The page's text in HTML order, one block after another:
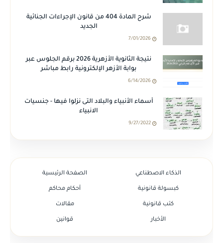
شرح المادة 404 من قانون الإجراءات الجنائية
الجديد
7/01/2026
نتيجة الثانوية الأزهرية 2026 برقم الجلوس عبر
بوابة الأزهر الإلكترونية رابط مباشر
6/14/2026
أسماء الأنبياء والبلاد التى نزلوا فيها - جنسيات
الانبياء
9/27/2022
الصفحة الرئيسية الذكاء الاصطناعي
أحكام محاكم كبسولة قانونية
مقالات كتب قانونية
قوانين الأخبار